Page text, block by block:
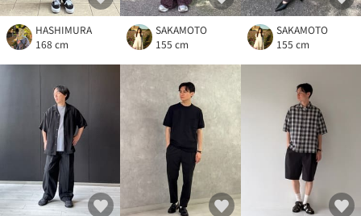
HASHIMURA
168 cm
SAKAMOTO
155 cm
SAKAMOTO
155 cm